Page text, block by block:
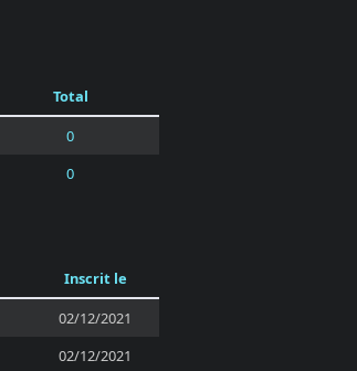
Total
0
0
Inscrit le
02/12/2021
02/12/2021